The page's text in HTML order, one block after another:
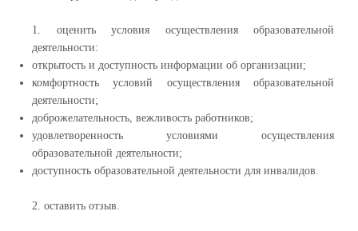
1. оценить условия осуществления образовательной
деятельности:
открытость и доступность информации об организации;
комфортность условий осуществления образовательной
деятельности;
доброжелательность, вежливость работников;
удовлетворенность условиями осуществления
образовательной деятельности;
доступность образовательной деятельности для инвалидов.
2. оставить отзыв.